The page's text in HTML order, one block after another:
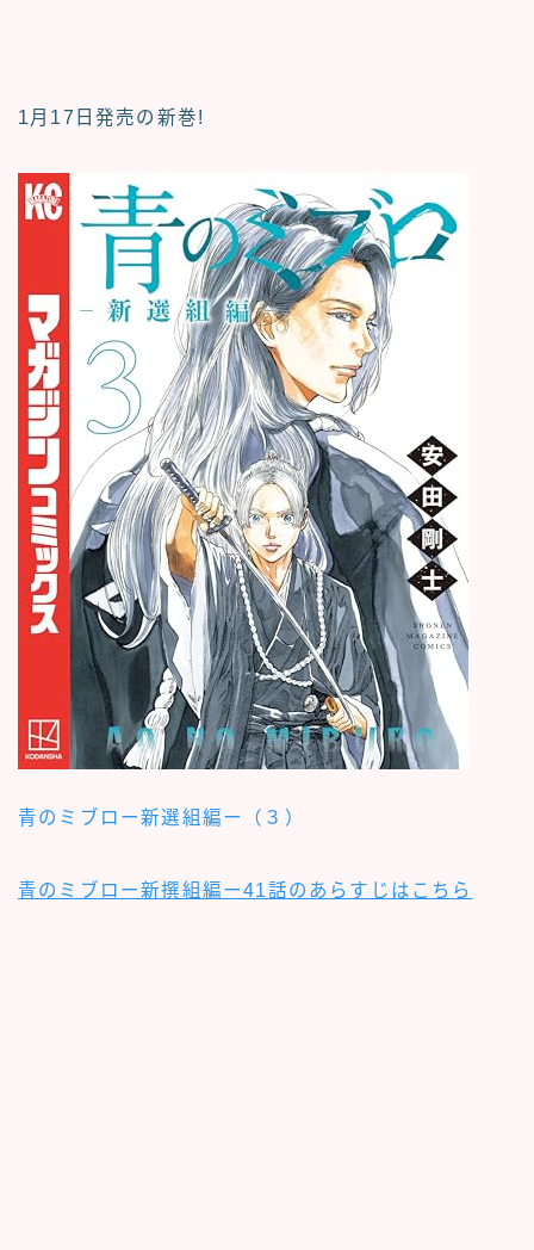
1月17日発売の新巻!
青のミブロー新選組編ー（３）
青のミブロー新撰組編ー41話のあらすじはこちら